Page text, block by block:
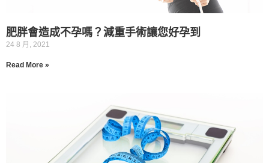
肥胖會造成不孕嗎？減重手術讓您好孕到
24 8 月, 2021
Read More »